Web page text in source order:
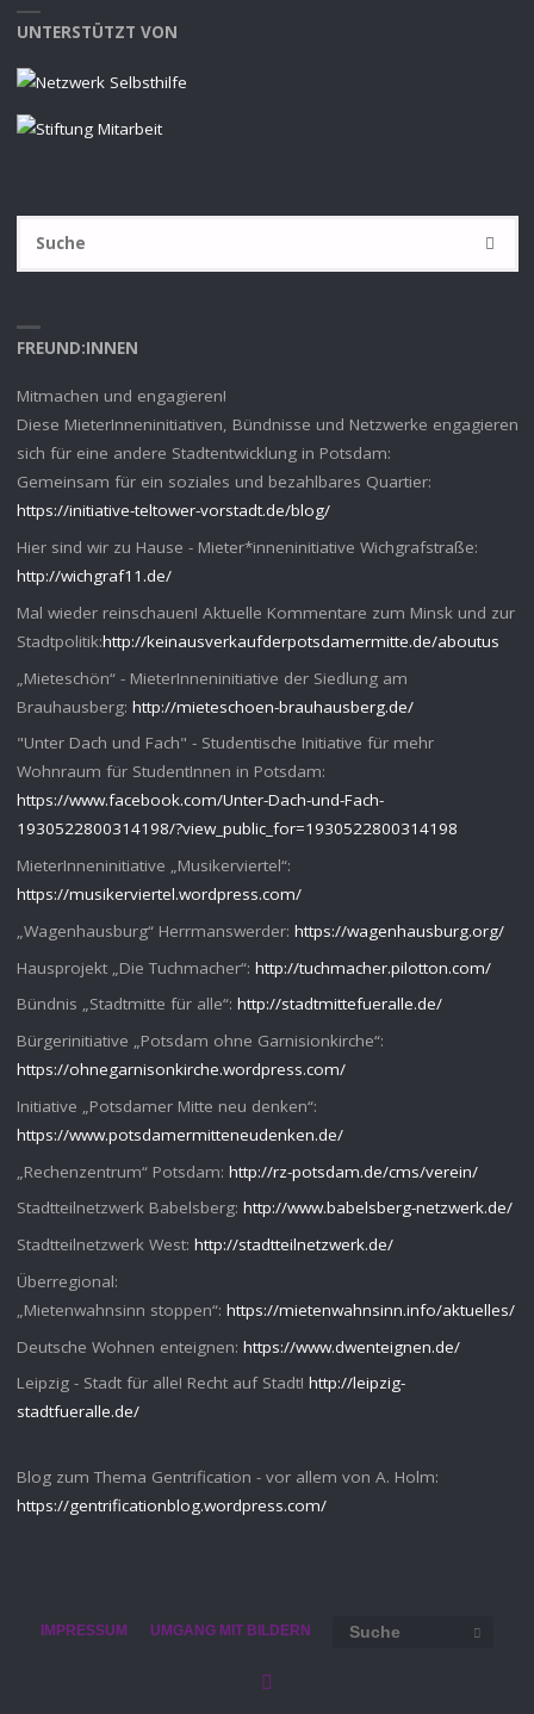
UNTERSTÜTZT VON
SUCHE
FREUND:INNEN
Mitmachen und engagieren!
Diese MieterInneninitiativen, Bündnisse und Netzwerke engagieren
sich für eine andere Stadtentwicklung in Potsdam:
Gemeinsam für ein soziales und bezahlbares Quartier:
https://initiative-teltower-vorstadt.de/blog/
Hier sind wir zu Hause - Mieter*inneninitiative Wichgrafstraße:
http://wichgraf11.de/
Mal wieder reinschauen! Aktuelle Kommentare zum Minsk und zur
Stadtpolitik:http://keinausverkaufderpotsdamermitte.de/aboutus
„Mieteschön“ - MieterInneninitiative der Siedlung am
Brauhausberg: http://mieteschoen-brauhausberg.de/
"Unter Dach und Fach" - Studentische Initiative für mehr
Wohnraum für StudentInnen in Potsdam:
https://www.facebook.com/Unter-Dach-und-Fach-
1930522800314198/?view_public_for=1930522800314198
MieterInneninitiative „Musikerviertel“:
https://musikerviertel.wordpress.com/
„Wagenhausburg“ Herrmanswerder: https://wagenhausburg.org/
Hausprojekt „Die Tuchmacher“: http://tuchmacher.pilotton.com/
Bündnis „Stadtmitte für alle“: http://stadtmittefueralle.de/
Bürgerinitiative „Potsdam ohne Garnisionkirche“:
https://ohnegarnisonkirche.wordpress.com/
Initiative „Potsdamer Mitte neu denken“:
https://www.potsdamermitteneudenken.de/
„Rechenzentrum“ Potsdam: http://rz-potsdam.de/cms/verein/
Stadtteilnetzwerk Babelsberg: http://www.babelsberg-netzwerk.de/
Stadtteilnetzwerk West: http://stadtteilnetzwerk.de/
Überregional:
„Mietenwahnsinn stoppen“: https://mietenwahnsinn.info/aktuelles/
Deutsche Wohnen enteignen: https://www.dwenteignen.de/
Leipzig - Stadt für alle! Recht auf Stadt! http://leipzig-
stadtfueralle.de/
Blog zum Thema Gentrification - vor allem von A. Holm:
https://gentrificationblog.wordpress.com/
IMPRESSUM UMGANG MIT BILDERN SUCHE